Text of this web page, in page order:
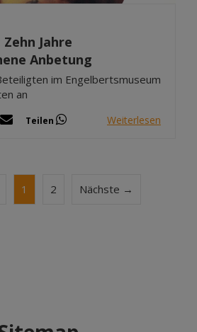
Jahre
Anbetung
im Engelbertsmuseum
an
Teilen Weiterlesen
1 2 Nächste →